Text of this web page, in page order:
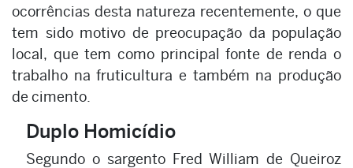
ocorrências desta natureza recentemente, o que
tem sido motivo de preocupação da população
local, que tem como principal fonte de renda o
trabalho na fruticultura e também na produção
de cimento.
Duplo Homicídio
Segundo o sargento Fred William de Queiroz